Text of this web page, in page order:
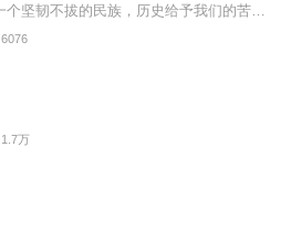
6076
1.7万